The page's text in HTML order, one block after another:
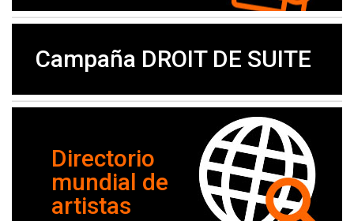
Campaña DROIT DE SUITE
Directorio
mundial de
artistas